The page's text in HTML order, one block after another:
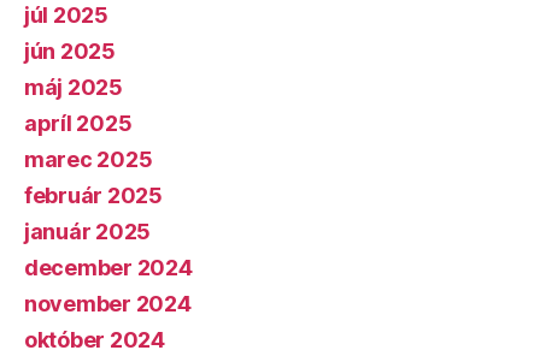
júl 2025
jún 2025
máj 2025
apríl 2025
marec 2025
február 2025
január 2025
december 2024
november 2024
október 2024